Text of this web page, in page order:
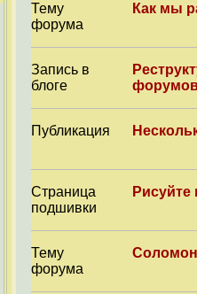
Тему
форума
Как мы
Запись в
блоге
Публикация
Страница
подшивки
Рисуйте
Тему
форума